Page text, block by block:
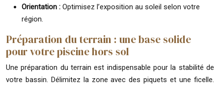
Orientation : Optimisez l’exposition au soleil selon votre
région.
Préparation du terrain : une base solide
pour votre piscine hors sol
Une préparation du terrain est indispensable pour la stabilité de
votre bassin. Délimitez la zone avec des piquets et une ficelle.